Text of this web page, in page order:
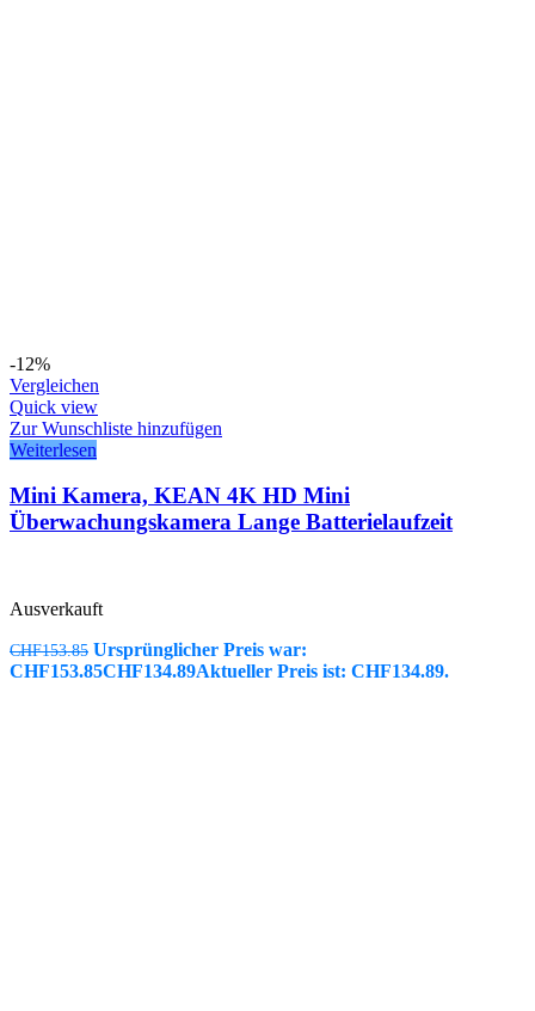
-12%
Vergleichen
Quick view
Zur Wunschliste hinzufügen
Weiterlesen
Mini Kamera, KEAN 4K HD Mini
Überwachungskamera Lange Batterielaufzeit
Ausverkauft
CHF153.85 Ursprünglicher Preis war:
CHF153.85CHF134.89Aktueller Preis ist: CHF134.89.